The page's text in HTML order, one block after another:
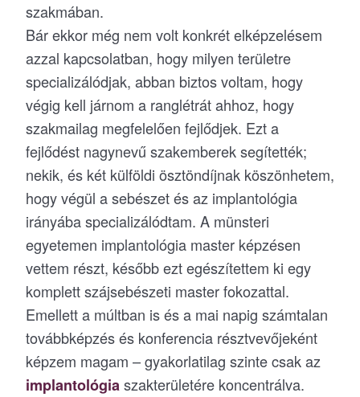
szakmában.
Bár ekkor még nem volt konkrét elképzelésem
azzal kapcsolatban, hogy milyen területre
specializálódjak, abban biztos voltam, hogy
végig kell járnom a ranglétrát ahhoz, hogy
szakmailag megfelelően fejlődjek. Ezt a
fejlődést nagynevű szakemberek segítették;
nekik, és két külföldi ösztöndíjnak köszönhetem,
hogy végül a sebészet és az implantológia
irányába specializálódtam. A münsteri
egyetemen implantológia master képzésen
vettem részt, később ezt egészítettem ki egy
komplett szájsebészeti master fokozattal.
Emellett a múltban is és a mai napig számtalan
továbbképzés és konferencia résztvevőjeként
képzem magam – gyakorlatilag szinte csak az
implantológiaszakterületére koncentrálva.